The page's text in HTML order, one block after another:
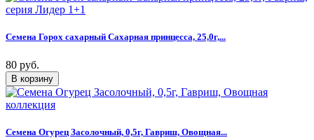
Семена Горох сахарный Сахарная принцесса, 25,0г,...
80 руб.
Семена Огурец Засолочный, 0,5г, Гавриш, Овощная...